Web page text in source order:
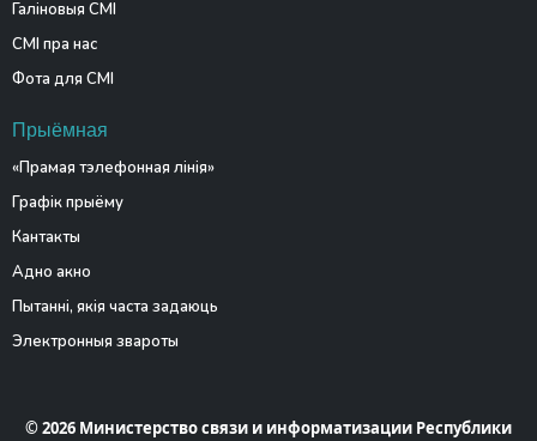
Галіновыя СМІ
СМІ пра нас
Фота для СМІ
Прыёмная
«Прамая тэлефонная лінія»
Графік прыёму
Кантакты
Адно акно
Пытанні, якія часта задаюць
Электронныя звароты
© 2026 Министерство связи и информатизации Республики